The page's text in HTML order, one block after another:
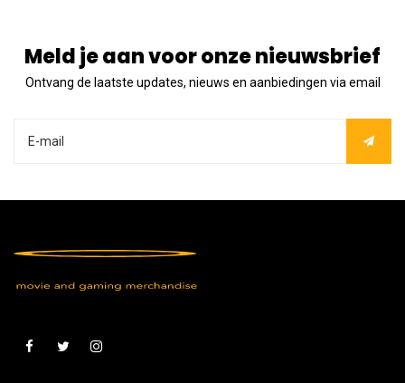
Meld je aan voor onze nieuwsbrief
Ontvang de laatste updates, nieuws en aanbiedingen via email